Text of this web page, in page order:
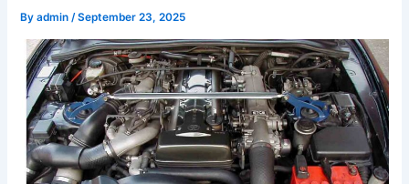
Byadmin/September 23, 2025